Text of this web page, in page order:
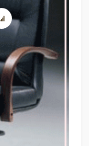
PANIER